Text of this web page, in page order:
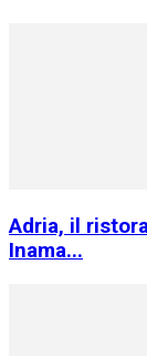
Adria, il
Inama...